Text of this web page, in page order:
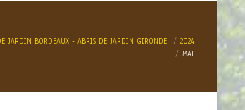
JARDIN BORDEAUX - ABRIS DE JARDIN GIRONDE
2024
MAI